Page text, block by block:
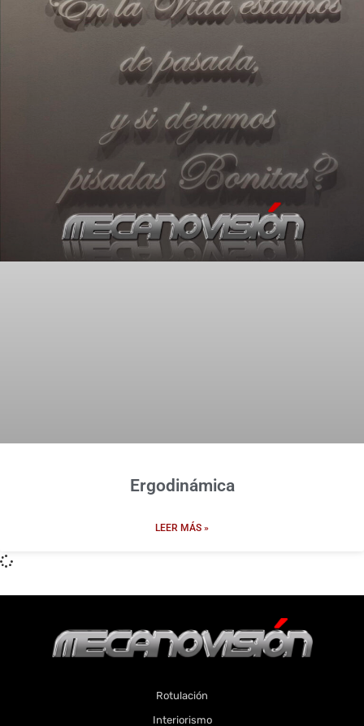
Ergodinámica
LEER MÁS »
Rotulación
Interiorismo